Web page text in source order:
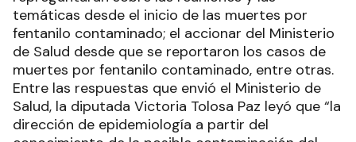
temáticas desde el inicio de las muertes por
fentanilo contaminado; el accionar del Ministerio
de Salud desde que se reportaron los casos de
muertes por fentanilo contaminado, entre otras.
Entre las respuestas que envió el Ministerio de
Salud, la diputada Victoria Tolosa Paz leyó que “la
dirección de epidemiología a partir del